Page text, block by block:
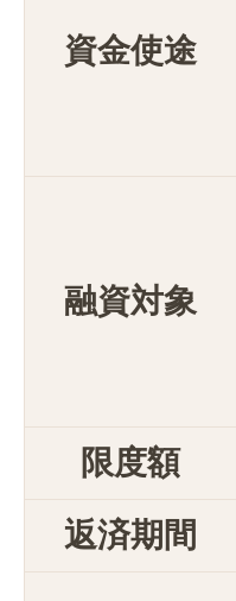
資金使途
融資対象
限度額
返済期間